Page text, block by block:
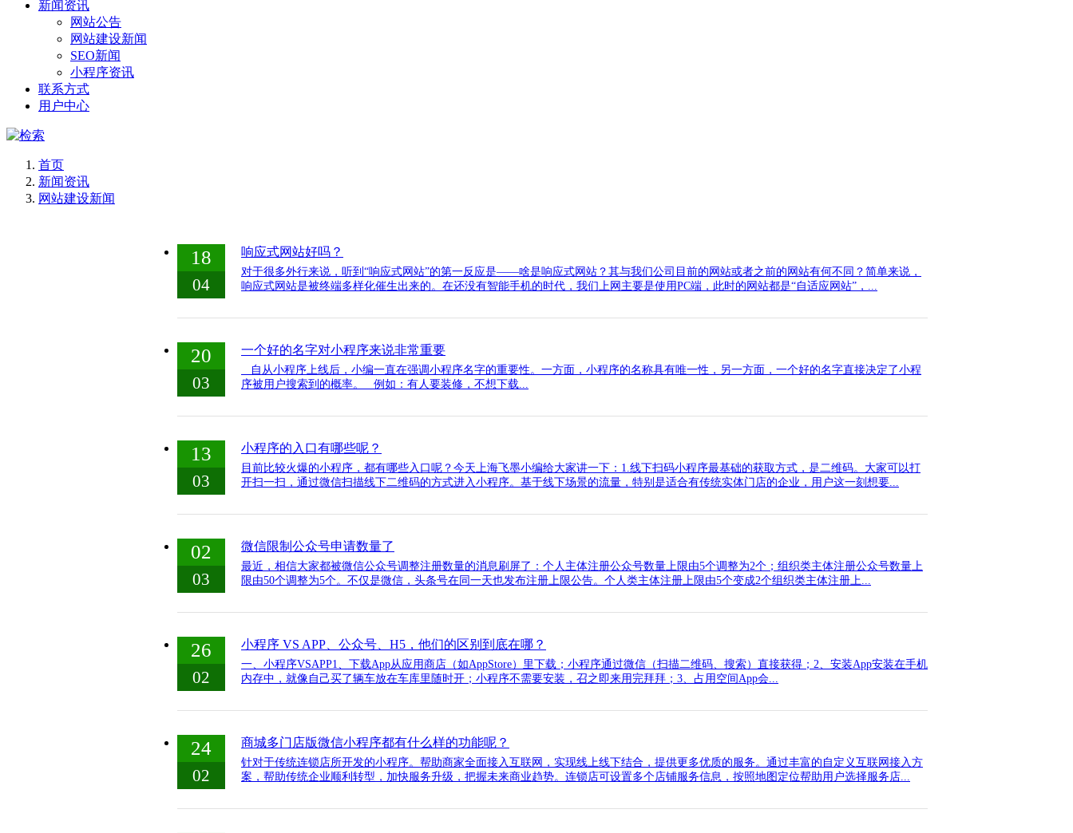
新闻资讯
网站公告
网站建设新闻
SEO新闻
小程序资讯
联系方式
用户中心
首页
新闻资讯
网站建设新闻
18
04
响应式网站好吗？
对于很多外行来说，听到“响应式网站”的第一反应是——啥是响应式网站？其与我们公司目前的网站或者之前的网站有何不同？简单来说，
响应式网站是被终端多样化催生出来的。在还没有智能手机的时代，我们上网主要是使用PC端，此时的网站都是“自适应网站”，...
20
03
一个好的名字对小程序来说非常重要
自从小程序上线后，小编一直在强调小程序名字的重要性。一方面，小程序的名称具有唯一性，另一方面，一个好的名字直接决定了小程
序被用户搜索到的概率。 例如：有人要装修，不想下载...
13
03
小程序的入口有哪些呢？
目前比较火爆的小程序，都有哪些入口呢？今天上海飞墨小编给大家讲一下：1.线下扫码小程序最基础的获取方式，是二维码。大家可以打
开扫一扫，通过微信扫描线下二维码的方式进入小程序。基于线下场景的流量，特别是适合有传统实体门店的企业，用户这一刻想要...
02
03
微信限制公众号申请数量了
最近，相信大家都被微信公众号调整注册数量的消息刷屏了：个人主体注册公众号数量上限由5个调整为2个；组织类主体注册公众号数量上
限由50个调整为5个。不仅是微信，头条号在同一天也发布注册上限公告。个人类主体注册上限由5个变成2个组织类主体注册上...
26
02
​小程序 VS APP、公众号、H5，他们的区别到底在哪？
一、小程序VSAPP1、下载App从应用商店（如AppStore）里下载；小程序通过微信（扫描二维码、搜索）直接获得；2、安装App安装在手机
内存中，就像自己买了辆车放在车库里随时开；小程序不需要安装，召之即来用完拜拜；3、占用空间App会...
24
02
商城多门店版微信小程序都有什么样的功能呢？
针对于传统连锁店所开发的小程序。帮助商家全面接入互联网，实现线上线下结合，提供更多优质的服务。通过丰富的自定义互联网接入方
案，帮助传统企业顺利转型，加快服务升级，把握未来商业趋势。连锁店可设置多个店铺服务信息，按照地图定位帮助用户选择服务店...